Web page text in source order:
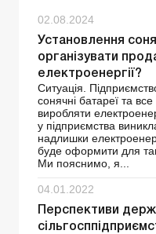
02.08.2024
Установлення
організувати
електроенергії?
Ситуація.
сонячні батареї та
виробляти
у підприємства
надлишки
буде оформити для
Ми пояснимо, я...
04.01.2022
Перспективи